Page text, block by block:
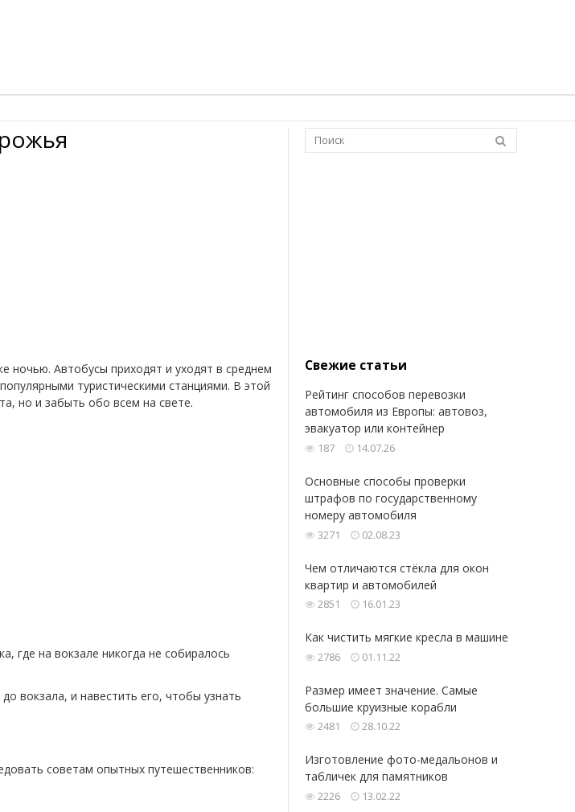
ночью. Автобусы приходят и уходят в среднем
туристическими станциями. В этой
но и забыть обо всем на свете.
где на вокзале никогда не собиралось
вокзала, и навестить его, чтобы узнать
советам опытных путешественников:
Свежие статьи
Рейтинг способов перевозки
автомобиля из Европы: автовоз,
эвакуатор или контейнер
187 14.07.26
Основные способы проверки
штрафов по государственному
номеру автомобиля
3271 02.08.23
Чем отличаются стёкла для окон
квартир и автомобилей
2851 16.01.23
Как чистить мягкие кресла в машине
2786 01.11.22
Размер имеет значение. Самые
большие круизные корабли
2481 28.10.22
Изготовление фото-медальонов и
табличек для памятников
2226 13.02.22